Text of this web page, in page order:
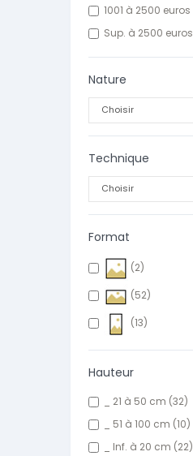
1001 à 2500 euros
Sup. à 2500 euros
Nature
Technique
Format
(2)
(52)
(13)
Hauteur
_ 21 à 50 cm (32)
_ 51 à 100 cm (10)
_ Inf. à 20 cm (22)